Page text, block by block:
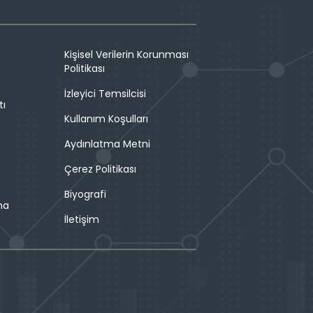
Kişisel Verilerin Korunması
Politikası
İzleyici Temsilcisi
Kullanım Koşulları
Aydınlatma Metni
Çerez Politikası
Biyografi
İletişim